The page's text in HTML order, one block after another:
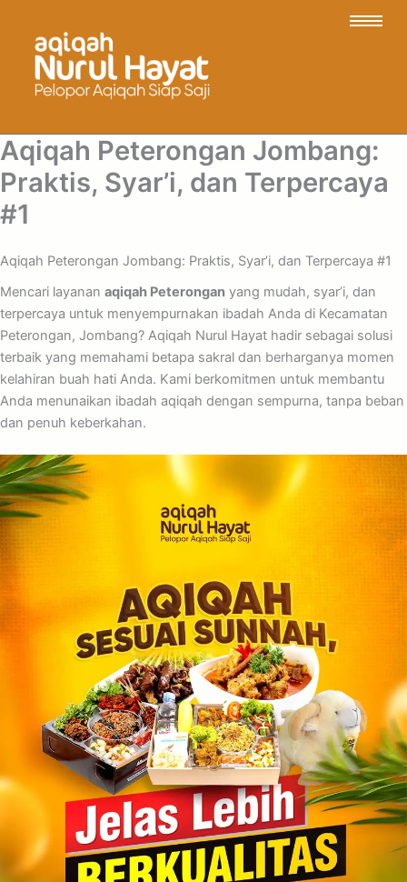
Aqiqah Peterongan Jombang:
Praktis, Syar’i, dan Terpercaya
#1
Aqiqah Peterongan Jombang: Praktis, Syar’i, dan Terpercaya #1
Mencari layanan aqiqah Peterongan yang mudah, syar’i, dan
terpercaya untuk menyempurnakan ibadah Anda di Kecamatan
Peterongan, Jombang? Aqiqah Nurul Hayat hadir sebagai solusi
terbaik yang memahami betapa sakral dan berharganya momen
kelahiran buah hati Anda. Kami berkomitmen untuk membantu
Anda menunaikan ibadah aqiqah dengan sempurna, tanpa beban
dan penuh keberkahan.